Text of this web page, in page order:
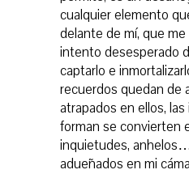
cualquier elemento
delante de mí, que
intento desesperado
captarlo e
recuerdos quedan de
atrapados en ellos,
forman se convierten
inquietudes,
adueñados en mi